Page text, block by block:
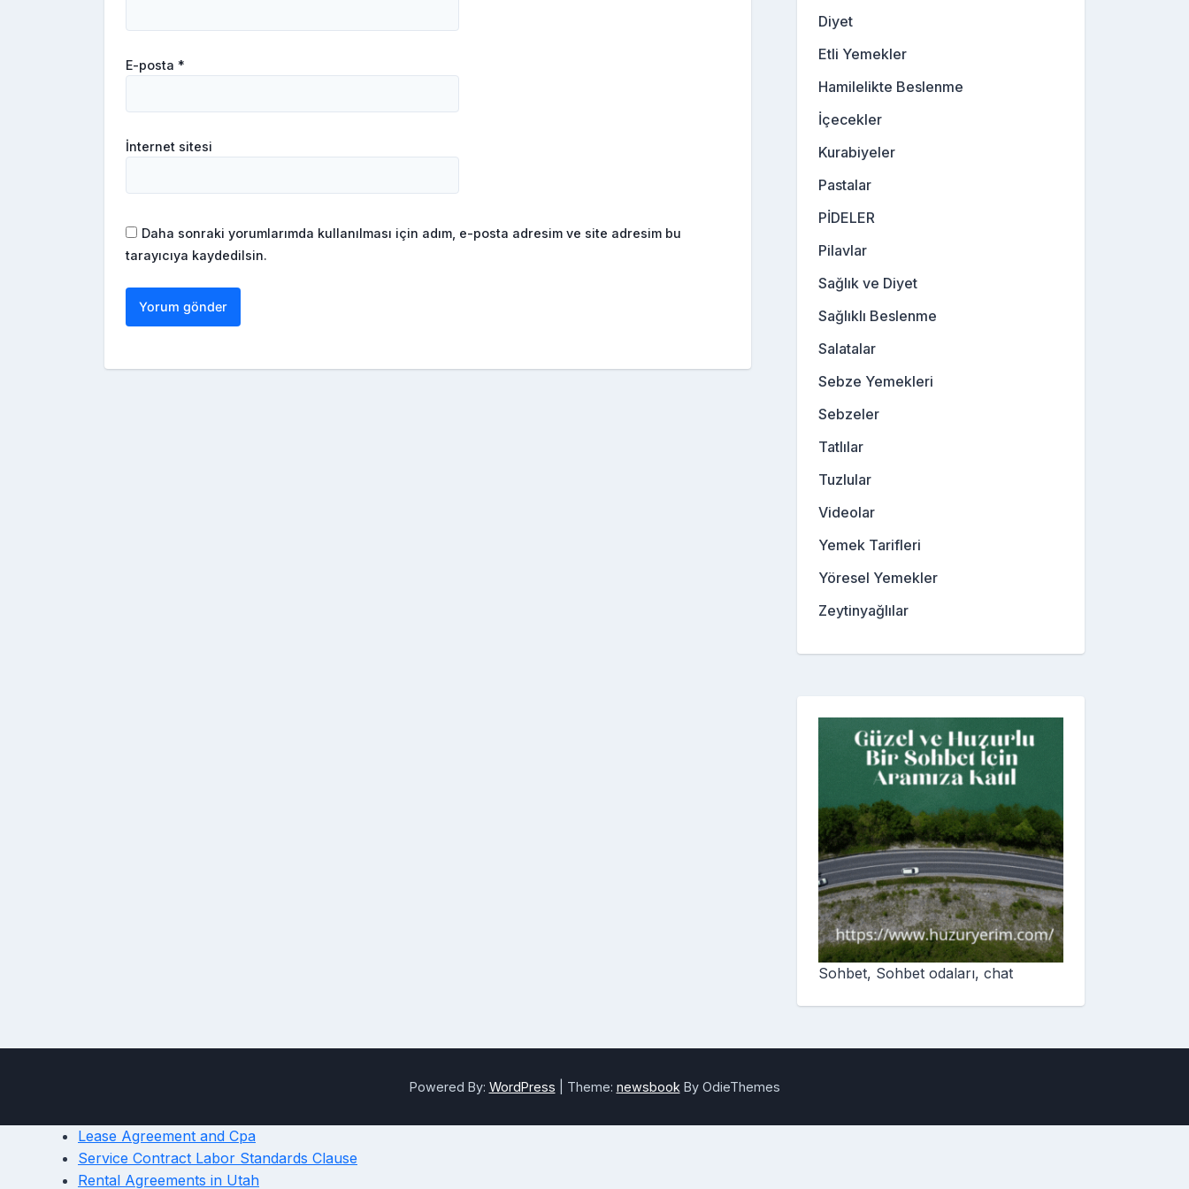
E-posta *
İnternet sitesi
Daha sonraki yorumlarımda kullanılması için adım, e-posta adresim ve site adresim bu
tarayıcıya kaydedilsin.
Diyet
Etli Yemekler
Hamilelikte Beslenme
İçecekler
Kurabiyeler
Pastalar
PİDELER
Pilavlar
Sağlık ve Diyet
Sağlıklı Beslenme
Salatalar
Sebze Yemekleri
Sebzeler
Tatlılar
Tuzlular
Videolar
Yemek Tarifleri
Yöresel Yemekler
Zeytinyağlılar
Sohbet, Sohbet odaları, chat
Powered By: WordPress Theme: newsbook By OdieThemes
Lease Agreement and Cpa
Service Contract Labor Standards Clause
Rental Agreements in Utah